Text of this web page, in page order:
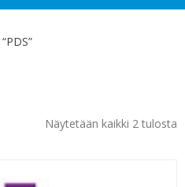
Näytetään kaikki 2 tulosta